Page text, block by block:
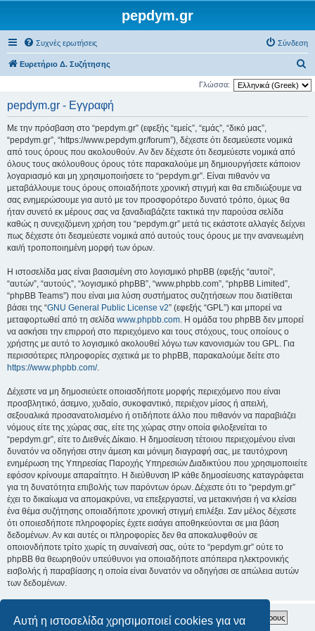
Αυτή η ιστοσελίδα χρησιμοποιεί cookies για να
pepdym.gr
Συχνές ερωτήσεις Σύνδεση
Ευρετήριο Δ. Συζήτησης
ν
Γλώσσα:
pepdym.gr - Εγγραφή
Με την πρόσβαση στο “pepdym.gr” (εφεξής “εμείς”, “εμάς”, “δικό μας”,
“pepdym.gr”, “https://www.pepdym.gr/forum”), δέχεστε ότι δεσμεύεστε νομικά
από τους όρους που ακολουθούν. Αν δεν δέχεστε ότι δεσμεύεστε νομικά από
όλους τους ακόλουθους όρους τότε παρακαλούμε μη δημιουργήσετε κάποιον
λογαριασμό και μη χρησιμοποιήσετε το “pepdym.gr”. Είναι πιθανόν να
μεταβάλλουμε τους όρους οποιαδήποτε χρονική στιγμή και θα επιδιώξουμε να
σας ενημερώσουμε για αυτό με τον προσφορότερο δυνατό τρόπο, όμως θα
ήταν συνετό εκ μέρους σας να ξαναδιαβάζετε τακτικά την παρούσα σελίδα
καθώς η συνεχιζόμενη χρήση του “pepdym.gr” μετά τις εκάστοτε αλλαγές δείχνει
πως δέχεστε ότι δεσμεύεστε νομικά από αυτούς τους όρους με την ανανεωμένη
και/ή τροποποιημένη μορφή των όρων.
Η ιστοσελίδα μας είναι βασισμένη στο λογισμικό phpBB (εφεξής “αυτοί”,
“αυτών”, “αυτούς”, “λογισμικό phpBB”, “www.phpbb.com”, “phpBB Limited”,
“phpBB Teams”) που είναι μια λύση συστήματος συζητήσεων που διατίθεται
βάσει της “GNU General Public License v2” (εφεξής “GPL”) και μπορεί να
μεταφορτωθεί από τη σελίδα www.phpbb.com. Η ομάδα του phpBB δεν μπορεί
να ασκήσει την επιρροή στο περιεχόμενο και τους στόχους, τους οποίους ο
χρήστης με αυτό το λογισμικό ακολουθεί λόγω των κανονισμών του GPL. Για
περισσότερες πληροφορίες σχετικά με το phpBB, παρακαλούμε δείτε στο
https://www.phpbb.com/.
Δέχεστε να μη δημοσιεύετε οποιασδήποτε μορφής περιεχόμενο που είναι
προσβλητικό, άσεμνο, χυδαίο, συκοφαντικό, περιέχον μίσος ή απειλή,
σεξουαλικά προσανατολισμένο ή οτιδήποτε άλλο που πιθανόν να παραβιάζει
νόμους είτε της χώρας σας, είτε της χώρας στην οποία φιλοξενείται το
“pepdym.gr”, είτε το Διεθνές Δίκαιο. Η δημοσίευση τέτοιου περιεχομένου είναι
δυνατόν να οδηγήσει στην άμεση και μόνιμη διαγραφή σας, με ταυτόχρονη
ενημέρωση της Υπηρεσίας Παροχής Υπηρεσιών Διαδικτύου που χρησιμοποιείτε
εφόσον κρίνουμε απαραίτητο. Η διεύθυνση IP κάθε δημοσίευσης καταγράφεται
για τη δυνατότητα επιβολής των παρόντων όρων. Δέχεστε ότι το “pepdym.gr”
έχει το δικαίωμα να απομακρύνει, να επεξεργαστεί, να μετακινήσει ή να κλείσει
ένα θέμα συζήτησης οποιαδήποτε χρονική στιγμή επιλέξει. Σαν μέλος δέχεστε
ότι οποιεσδήποτε πληροφορίες έχετε εισάγει αποθηκεύονται σε μια βάση
δεδομένων. Αν και αυτές οι πληροφορίες δεν θα αποκαλυφθούν σε
οποιονδήποτε τρίτο χωρίς τη συναίνεσή σας, ούτε το “pepdym.gr” ούτε το
phpBB θα θεωρηθούν υπεύθυνοι για οποιαδήποτε απόπειρα ηλεκτρονικής
εισβολής ή παραβίασης η οποία είναι δυνατόν να οδηγήσει σε απώλεια αυτών
των δεδομένων.